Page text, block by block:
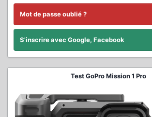
Mot de passe oublié ?
S'inscrire avec Google, Facebook
Test GoPro Mission 1 Pro